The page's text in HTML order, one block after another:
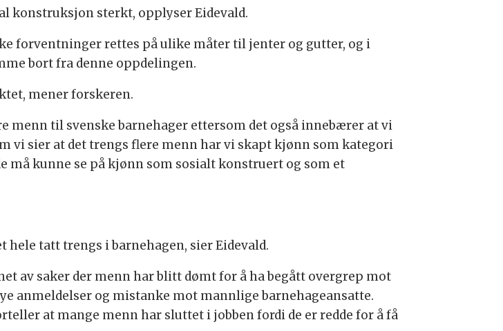
konstruksjon sterkt, opplyser Eidevald.
forventninger rettes på ulike måter til jenter og gutter, og i
bort fra denne oppdelingen.
mener forskeren.
menn til svenske barnehager ettersom det også innebærer at vi
vi sier at det trengs flere menn har vi skapt kjønn som kategori
må kunne se på kjønn som sosialt konstruert og som et
tatt trengs i barnehagen, sier Eidevald.
av saker der menn har blitt dømt for å ha begått overgrep mot
anmeldelser og mistanke mot mannlige barnehageansatte.
at mange menn har sluttet i jobben fordi de er redde for å få